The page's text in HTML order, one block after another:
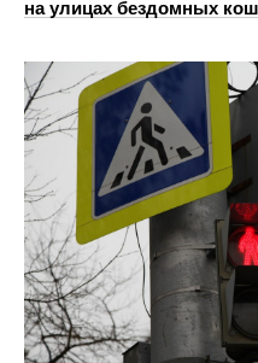
на улицах бездомных